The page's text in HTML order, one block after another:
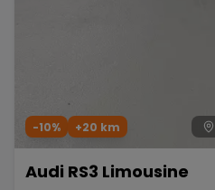
-10% +20 km
Audi RS3 Limousine